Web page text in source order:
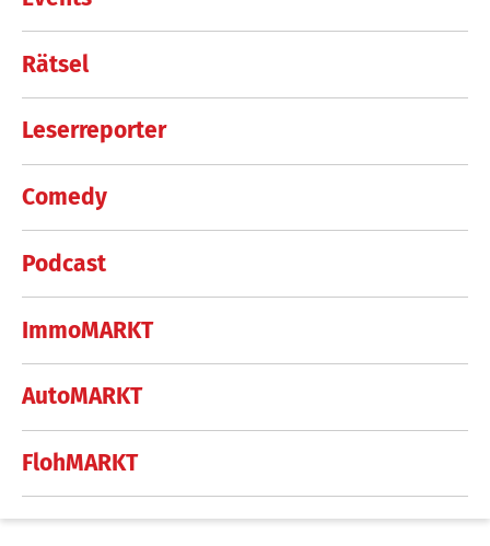
Rätsel
Leserreporter
Comedy
Podcast
ImmoMARKT
AutoMARKT
FlohMARKT